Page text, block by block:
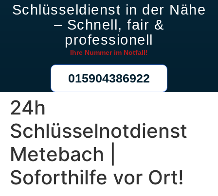
Schlüsseldienst in der Nähe
– Schnell, fair &
professionell
Ihre Nummer im Notfall!
015904386922
24h
Schlüsselnotdienst
Metebach |
Soforthilfe vor Ort!